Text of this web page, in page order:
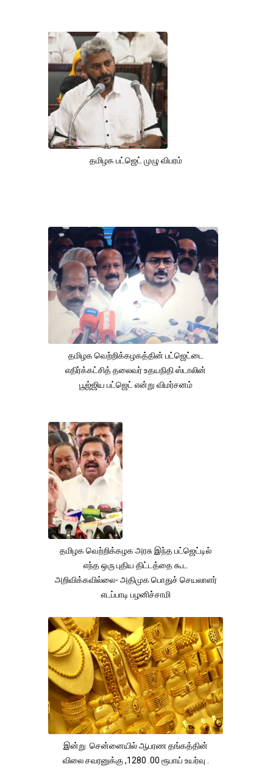
தமிழக பட்ஜெட் முழு விபரம்
தமிழக வெற்றிக்கழகத்தின் பட்ஜெட்டை
எதிர்க்கட்சித் தலைவர் உதயநிதி ஸ்டாலின்
பூஜ்ஜிய பட்ஜெட் என்று விமர்சனம்
தமிழக வெற்றிக்கழக அரசு இந்த பட்ஜெட்டில்
எந்த ஒரு புதிய திட்டத்தை கூட
அறிவிக்கவில்லை- அதிமுக பொதுச் செயலாளர்
எடப்பாடி பழனிச்சாமி
இன்று சென்னையில் ஆபரண தங்கத்தின்
விலை சவரனுக்கு ,1280 .00 ரூபாய் உயர்வு .